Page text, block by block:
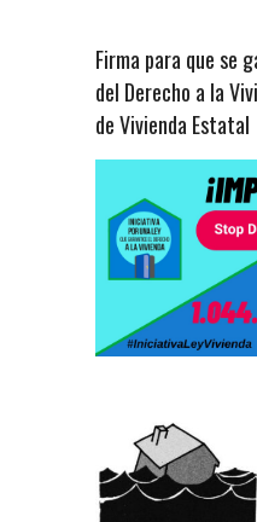
Firma para que se
del Derecho a la
de Vivienda Estatal